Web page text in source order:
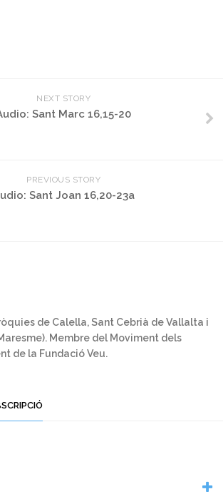
NEXT STORY
Sant Marc 16,15-20
PREVIOUS STORY
Sant Joan 16,20-23a
de Calella, Sant Cebrià de Vallalta i
Membre del Moviment dels
de la Fundació Veu.